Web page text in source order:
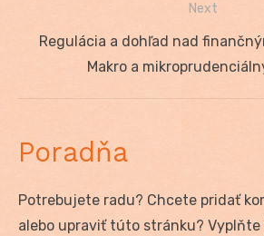
Next
Next
Regulácia a dohľad nad
Makro a
Poradňa
Potrebujete radu? Chcete pridať
alebo upraviť túto stránku?